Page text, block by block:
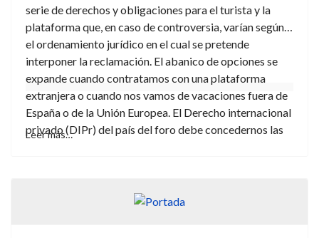
serie de derechos y obligaciones para el turista y la
plataforma que, en caso de controversia, varían según
el ordenamiento jurídico en el cual se pretende
interponer la reclamación. El abanico de opciones se
expande cuando contratamos con una plataforma
extranjera o cuando nos vamos de vacaciones fuera de
España o de la Unión Europea. El Derecho internacional
privado (DIPr) del país del foro debe concedernos las
tradicionales no siempre pueden aplicarse a los
Leer más…